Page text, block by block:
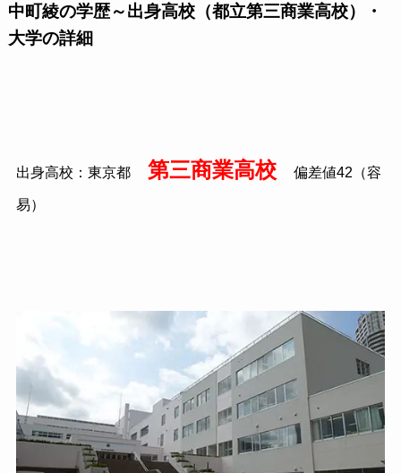
中町綾の学歴～出身高校（都立第三商業高校）・
大学の詳細
出身高校：東京都 第三商業高校 偏差値42（容
易）